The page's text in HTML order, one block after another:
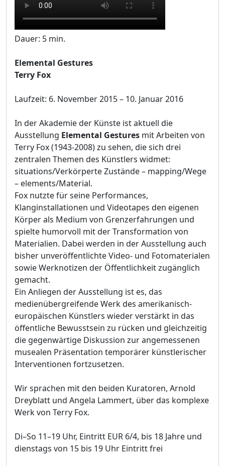
Dauer: 5 min.
Elemental Gestures
Terry Fox
Laufzeit: 6. November 2015 – 10. Januar 2016
In der Akademie der Künste ist aktuell die
Ausstellung Elemental Gestures mit Arbeiten von
Terry Fox (1943-2008) zu sehen, die sich drei
zentralen Themen des Künstlers widmet:
situations/Verkörperte Zustände – mapping/Wege
– elements/Material.
Fox nutzte für seine Performances,
Klanginstallationen und Videotapes den eigenen
Körper als Medium von Grenzerfahrungen und
spielte humorvoll mit der Transformation von
Materialien. Dabei werden in der Ausstellung auch
bisher unveröffentlichte Video- und Fotomaterialen
sowie Werknotizen der Öffentlichkeit zugänglich
gemacht.
Ein Anliegen der Ausstellung ist es, das
medienübergreifende Werk des amerikanisch-
europäischen Künstlers wieder verstärkt in das
öffentliche Bewusstsein zu rücken und gleichzeitig
die gegenwärtige Diskussion zur angemessenen
musealen Präsentation temporärer künstlerischer
Interventionen fortzusetzen.
Wir sprachen mit den beiden Kuratoren, Arnold
Dreyblatt und Angela Lammert, über das komplexe
Werk von Terry Fox.
Di–So 11–19 Uhr, Eintritt EUR 6/4, bis 18 Jahre und
dienstags von 15 bis 19 Uhr Eintritt frei